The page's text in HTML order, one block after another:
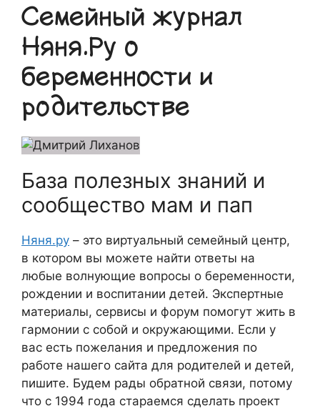
Семейный журнал
Няня.Ру о
беременности и
родительстве
База полезных знаний и
сообщество мам и пап
Няня.ру – это виртуальный семейный центр,
в котором вы можете найти ответы на
любые волнующие вопросы о беременности,
рождении и воспитании детей. Экспертные
материалы, сервисы и форум помогут жить в
гармонии с собой и окружающими. Если у
вас есть пожелания и предложения по
работе нашего сайта для родителей и детей,
пишите. Будем рады обратной связи, потому
что c 1994 года стараемся сделать проект